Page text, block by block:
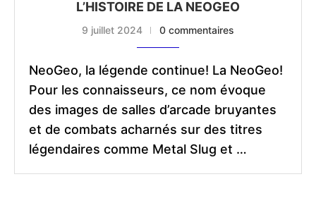
L’HISTOIRE DE LA NEOGEO
9 juillet 2024 0 commentaires
NeoGeo, la légende continue! La NeoGeo!
Pour les connaisseurs, ce nom évoque
des images de salles d’arcade bruyantes
et de combats acharnés sur des titres
légendaires comme Metal Slug et …